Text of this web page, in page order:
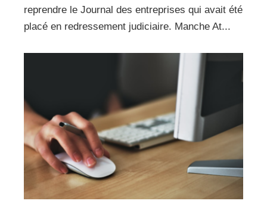
reprendre le Journal des entreprises qui avait été
placé en redressement judiciaire. Manche At...